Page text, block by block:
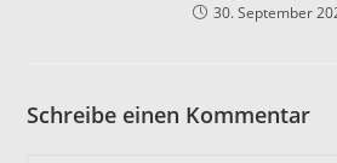
30. September
Schreibe einen Kommentar